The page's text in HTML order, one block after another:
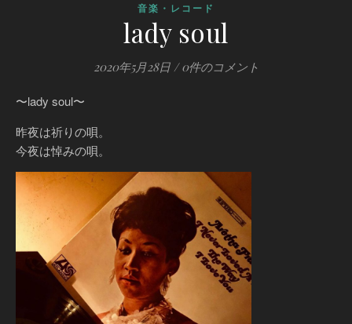
音楽・レコード
lady soul
2020年5月28日 / 0件のコメント
〜lady soul〜
昨夜は祈りの唄。
今夜は悼みの唄。